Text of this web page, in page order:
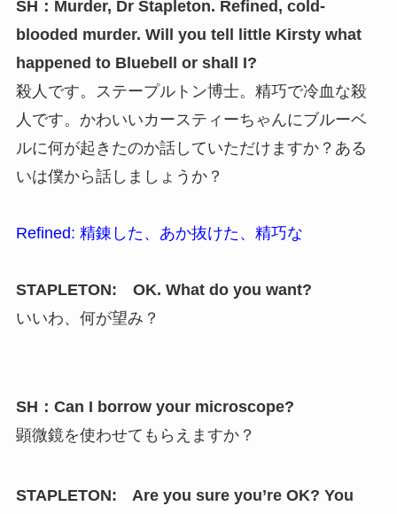
SH：Murder, Dr Stapleton. Refined, cold-
blooded murder. Will you tell little Kirsty what
happened to Bluebell or shall I?
殺人です。ステープルトン博士。精巧で冷血な殺
人です。かわいいカースティーちゃんにブルーベ
ルに何が起きたのか話していただけますか？ある
いは僕から話しましょうか？
Refined: 精錬した、あか抜けた、精巧な
STAPLETON: OK. What do you want?
いいわ、何が望み？
SH：Can I borrow your microscope?
顕微鏡を使わせてもらえますか？
STAPLETON: Are you sure you’re OK? You